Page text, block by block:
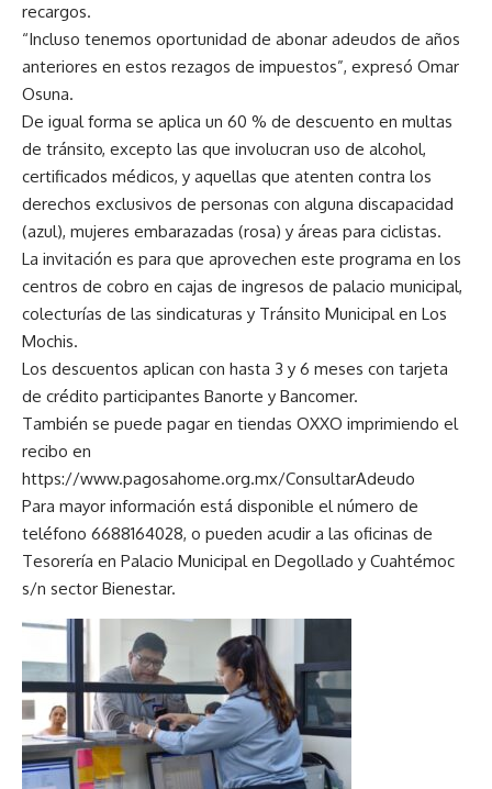
recargos.
“Incluso tenemos oportunidad de abonar adeudos de años
anteriores en estos rezagos de impuestos”, expresó Omar
Osuna.
De igual forma se aplica un 60 % de descuento en multas
de tránsito, excepto las que involucran uso de alcohol,
certificados médicos, y aquellas que atenten contra los
derechos exclusivos de personas con alguna discapacidad
(azul), mujeres embarazadas (rosa) y áreas para ciclistas.
La invitación es para que aprovechen este programa en los
centros de cobro en cajas de ingresos de palacio municipal,
colecturías de las sindicaturas y Tránsito Municipal en Los
Mochis.
Los descuentos aplican con hasta 3 y 6 meses con tarjeta
de crédito participantes Banorte y Bancomer.
También se puede pagar en tiendas OXXO imprimiendo el
recibo en
https://www.pagosahome.org.mx/ConsultarAdeudo
Para mayor información está disponible el número de
teléfono 6688164028, o pueden acudir a las oficinas de
Tesorería en Palacio Municipal en Degollado y Cuahtémoc
s/n sector Bienestar.